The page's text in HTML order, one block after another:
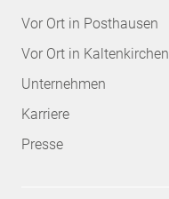
Vor Ort in Posthausen
Vor Ort in Kaltenkirchen
Unternehmen
Karriere
Presse